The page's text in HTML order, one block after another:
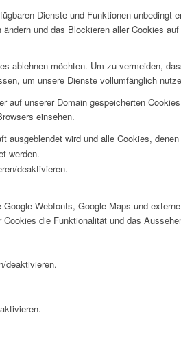
Dienste und Funktionen
und das Blockieren aller Cookies
ablehnen möchten. Um zu vermeiden,
um unsere Dienste vollumfänglich
auf unserer Domain gespeicherten
einsehen.
ausgeblendet wird und alle Cookies,
werden.
deaktivieren.
Webfonts, Google Maps und
die Funktionalität und das
deaktivieren.